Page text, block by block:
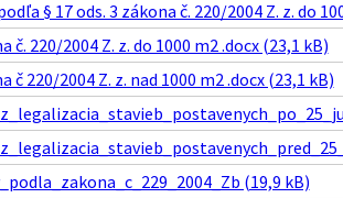
§ 17 ods. 3 zákona č. 220/2004 Z. z. do
220/2004 Z. z. do 1000 m2 .docx (23,1 kB)
220/2004 Z. z. nad 1000 m2 .docx (23,1 kB)
(19,9 kB)